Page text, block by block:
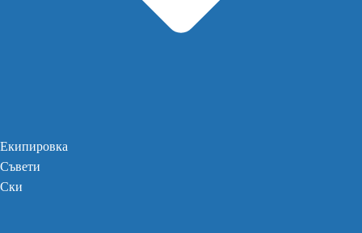
Екипировка
Съвети
Ски